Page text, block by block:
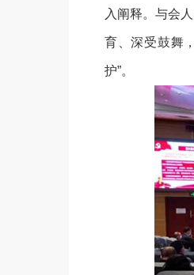
入阐释。与会
育、深受鼓舞
护”。